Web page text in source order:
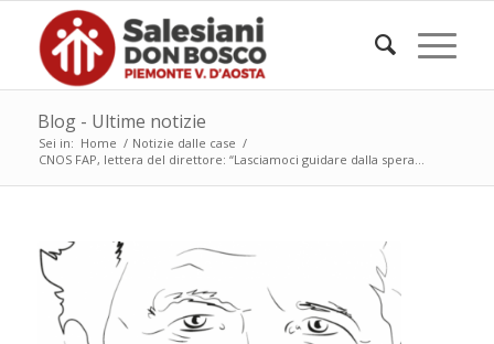
Blog - Ultime notizie
Sei in: Home / Notizie dalle case /
CNOS FAP, lettera del direttore: “Lasciamoci guidare dalla spera...